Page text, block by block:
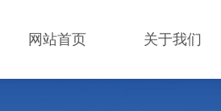
网站首页 关于我们